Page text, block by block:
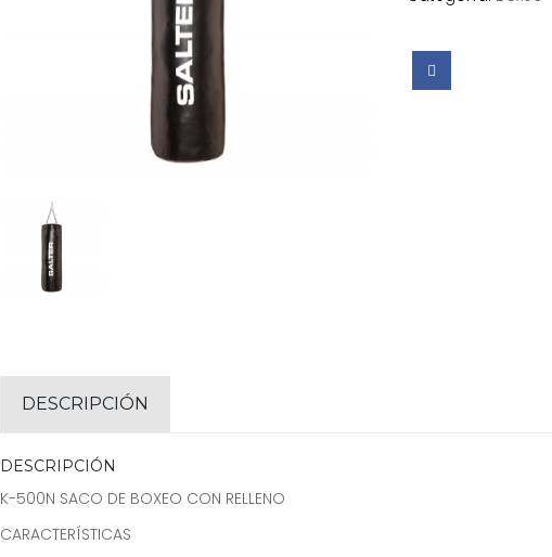
DESCRIPCIÓN
DESCRIPCIÓN
K-500N SACO DE BOXEO CON RELLENO
CARACTERÍSTICAS